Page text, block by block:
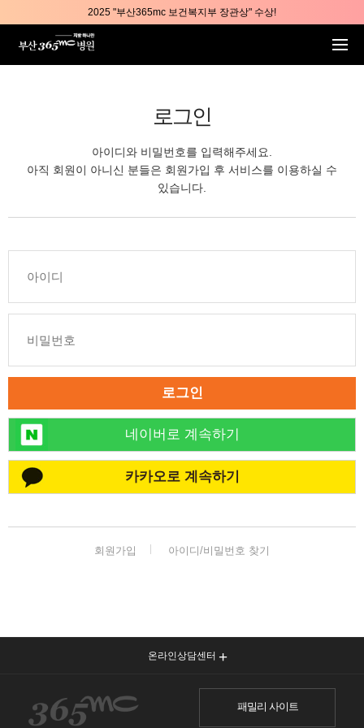
2025 "부산365mc 보건복지부 장관상" 수상!
부산365mc병원, 8/15(토) 광복절 정상진료
로그인
아이디와 비밀번호를 입력해주세요.
아직 회원이 아니신 분들은 회원가입 후 서비스를 이용하실 수
있습니다.
로그인
네이버로 계속하기
카카오로 계속하기
회원가입 아이디/비밀번호 찾기
온라인상담센터
패밀리 사이트